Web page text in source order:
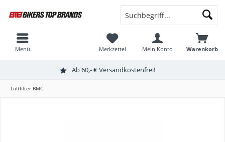
Ab 60,- € Versandkostenfrei!
Warenkorb
Merkzettel Mein Konto
Menü
Luftfilter BMC